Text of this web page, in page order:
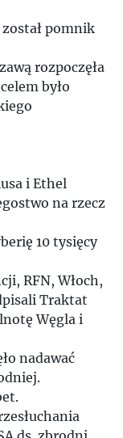
1957
1958
1961
1962
1963
1964
1966
pomnik
rozpoczęła
było
i Ethel
na rzecz
10 tysięcy
RFN, Włoch,
Traktat
Węgla i
nadawać